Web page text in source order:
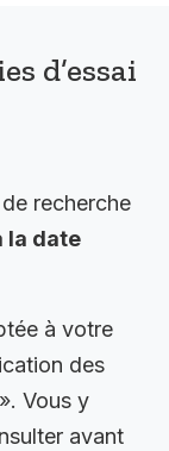
d’essai
recherche
la date
à votre
des
». Vous y
avant